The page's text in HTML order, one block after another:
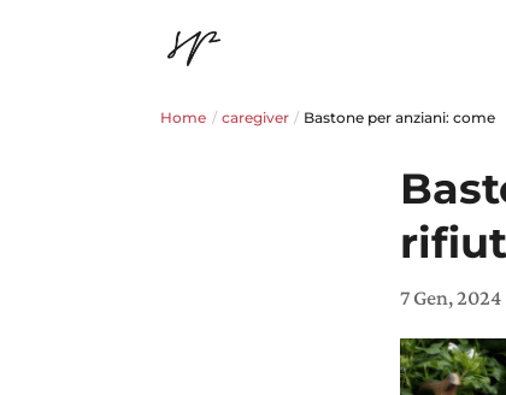
Home / caregiver / Bastone per anziani: come
7 Gen, 2024